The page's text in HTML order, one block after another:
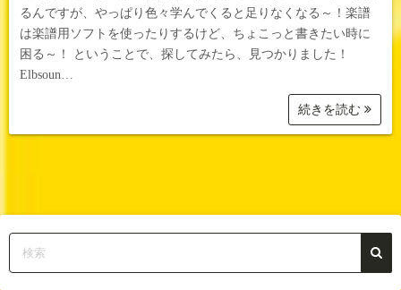
るんですが、やっぱり色々学んでくると足りなくなる～！楽譜
は楽譜用ソフトを使ったりするけど、ちょこっと書きたい時に
困る～！ ということで、探してみたら、見つかりました！
Elbsoun…
続きを読む